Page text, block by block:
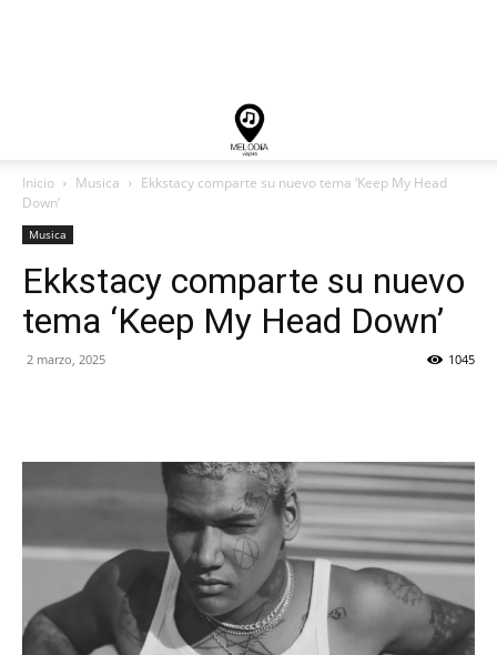
Inicio Musica
Ekkstacy comparte su nuevo tema ‘Keep My Head
Down’
Musica
Ekkstacy comparte su nuevo
tema ‘Keep My Head Down’
2 marzo, 2025 1045